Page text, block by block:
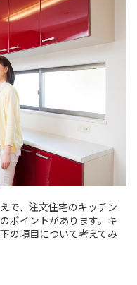
で、注文住宅のキッチン
ポイントがあります。キ
の項目について考えてみ